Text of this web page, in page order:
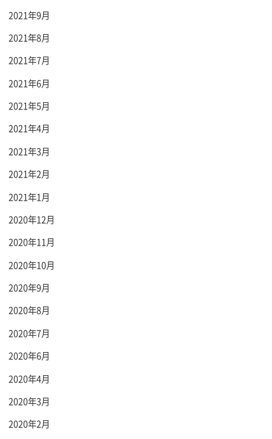
2021年9月
2021年8月
2021年7月
2021年6月
2021年5月
2021年4月
2021年3月
2021年2月
2021年1月
2020年12月
2020年11月
2020年10月
2020年9月
2020年8月
2020年7月
2020年6月
2020年4月
2020年3月
2020年2月